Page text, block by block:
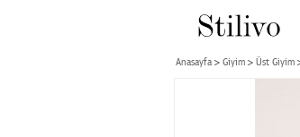
Anasayfa Giyim Üst Giyim